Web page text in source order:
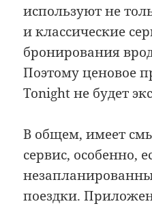
используют не
и классические
бронирования
Поэтому ценовое
Tonight не будет
В общем, имеет
сервис, особенно,
поездки.